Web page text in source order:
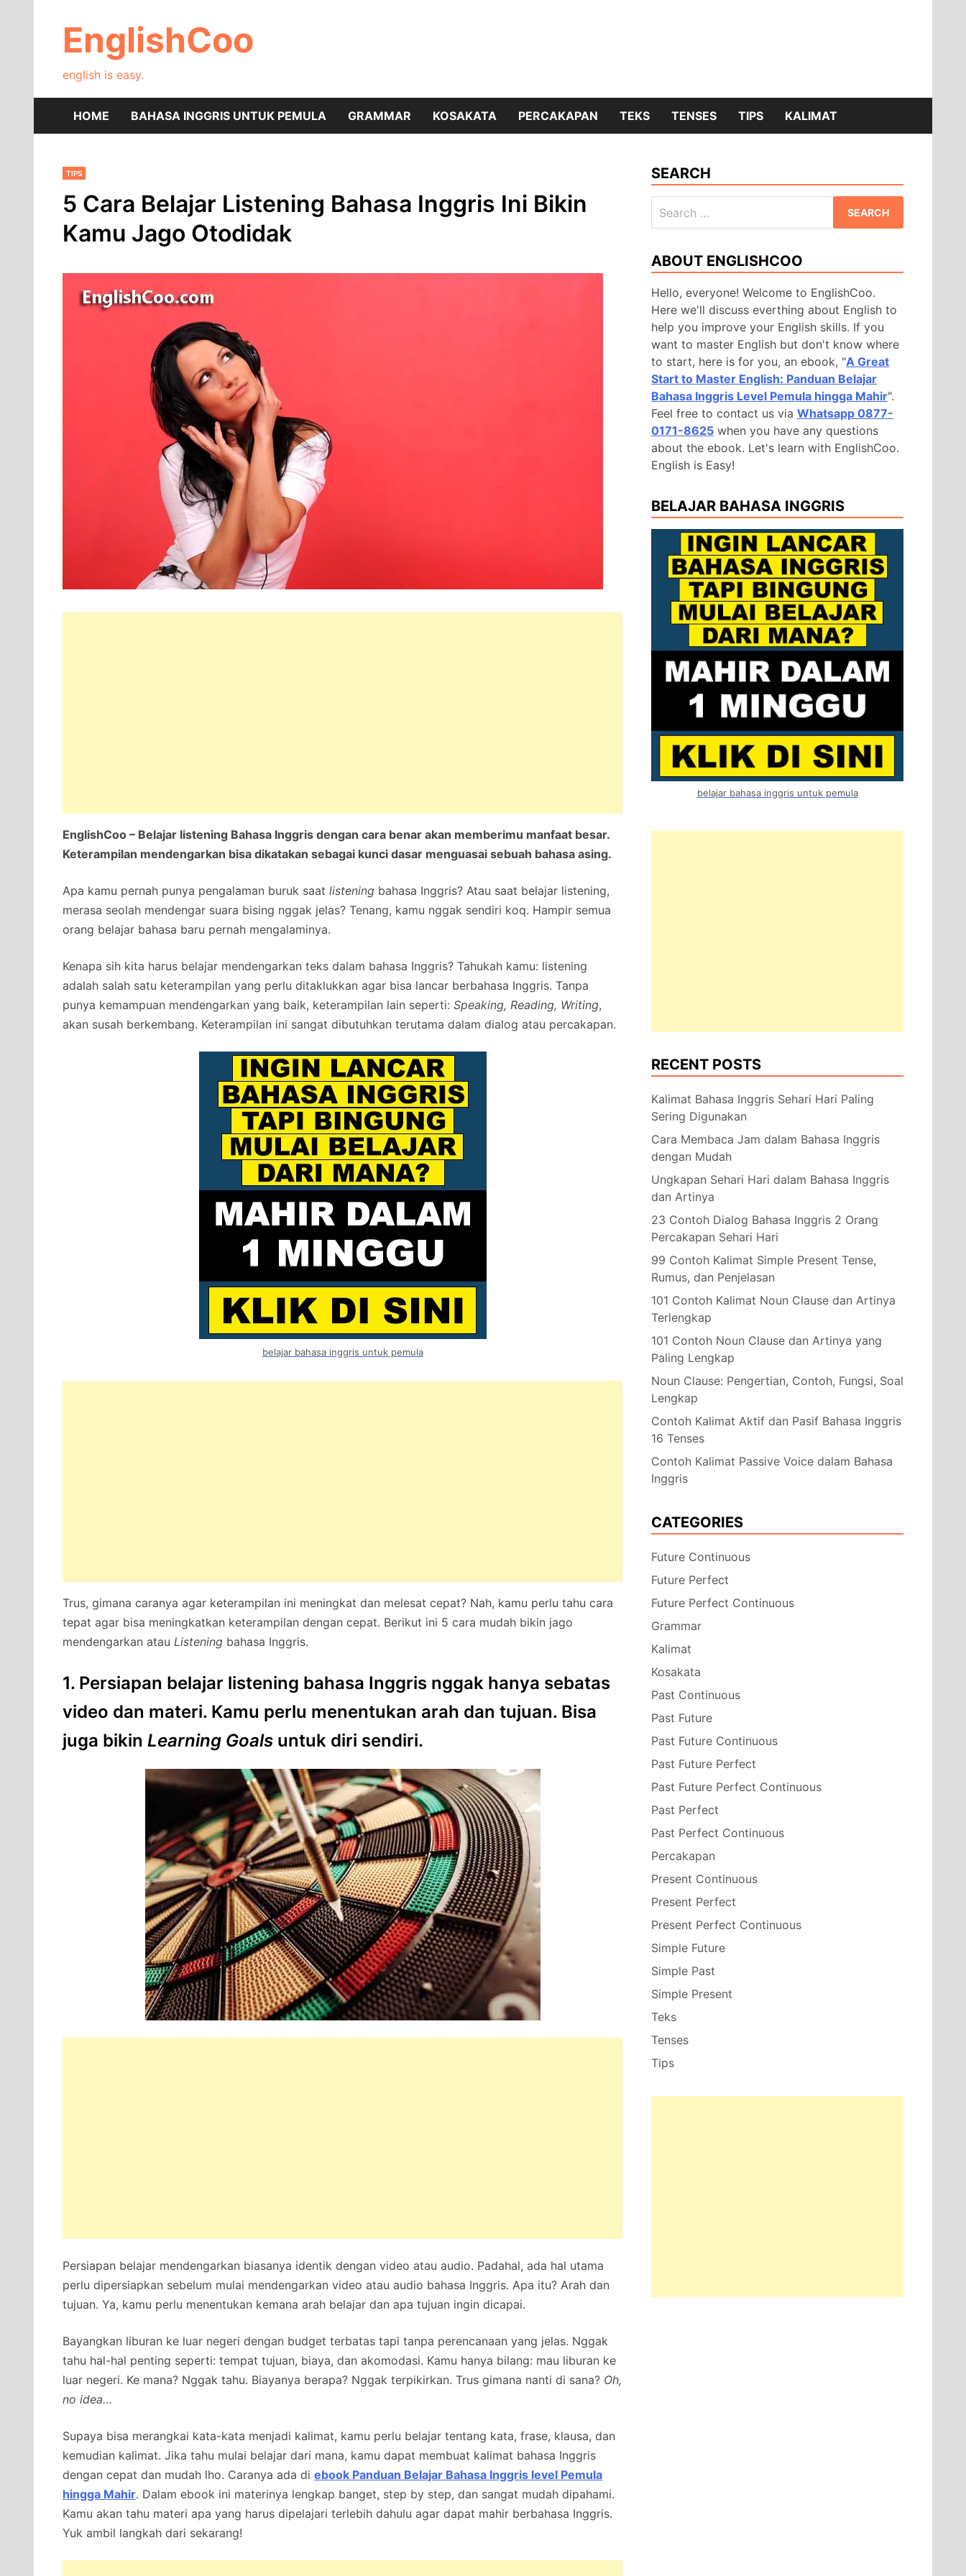
contentEnglishCoo
english is easy.
HOME BAHASA INGGRIS UNTUK PEMULA GRAMMAR KOSAKATA PERCAKAPAN TEKS TENSES TIPS KALIMAT
TIPS
5 Cara Belajar Listening Bahasa Inggris Ini Bikin
Kamu Jago Otodidak
EnglishCoo – Belajar listening Bahasa Inggris dengan cara benar akan memberimu manfaat besar.
Keterampilan mendengarkan bisa dikatakan sebagai kunci dasar menguasai sebuah bahasa asing.
Apa kamu pernah punya pengalaman buruk saat listening bahasa Inggris? Atau saat belajar listening,
merasa seolah mendengar suara bising nggak jelas? Tenang, kamu nggak sendiri koq. Hampir semua
orang belajar bahasa baru pernah mengalaminya.
Kenapa sih kita harus belajar mendengarkan teks dalam bahasa Inggris? Tahukah kamu: listening
adalah salah satu keterampilan yang perlu ditaklukkan agar bisa lancar berbahasa Inggris. Tanpa
punya kemampuan mendengarkan yang baik, keterampilan lain seperti: Speaking, Reading, Writing,
akan susah berkembang. Keterampilan ini sangat dibutuhkan terutama dalam dialog atau percakapan.
belajar bahasa inggris untuk pemula
Trus, gimana caranya agar keterampilan ini meningkat dan melesat cepat? Nah, kamu perlu tahu cara
tepat agar bisa meningkatkan keterampilan dengan cepat. Berikut ini 5 cara mudah bikin jago
mendengarkan atau Listening bahasa Inggris.
1. Persiapan belajar listening bahasa Inggris nggak hanya sebatas
video dan materi. Kamu perlu menentukan arah dan tujuan. Bisa
juga bikin Learning Goals untuk diri sendiri.
Persiapan belajar mendengarkan biasanya identik dengan video atau audio. Padahal, ada hal utama
perlu dipersiapkan sebelum mulai mendengarkan video atau audio bahasa Inggris. Apa itu? Arah dan
tujuan. Ya, kamu perlu menentukan kemana arah belajar dan apa tujuan ingin dicapai.
Bayangkan liburan ke luar negeri dengan budget terbatas tapi tanpa perencanaan yang jelas. Nggak
tahu hal-hal penting seperti: tempat tujuan, biaya, dan akomodasi. Kamu hanya bilang: mau liburan ke
luar negeri. Ke mana? Nggak tahu. Biayanya berapa? Nggak terpikirkan. Trus gimana nanti di sana? Oh,
no idea…
Supaya bisa merangkai kata-kata menjadi kalimat, kamu perlu belajar tentang kata, frase, klausa, dan
kemudian kalimat. Jika tahu mulai belajar dari mana, kamu dapat membuat kalimat bahasa Inggris
dengan cepat dan mudah lho. Caranya ada di ebook Panduan Belajar Bahasa Inggris level Pemula
hingga Mahir. Dalam ebook ini materinya lengkap banget, step by step, dan sangat mudah dipahami.
Kamu akan tahu materi apa yang harus dipelajari terlebih dahulu agar dapat mahir berbahasa Inggris.
Yuk ambil langkah dari sekarang!
SEARCH
for:
ABOUT ENGLISHCOO
Hello, everyone! Welcome to EnglishCoo.
Here we'll discuss everthing about English to
help you improve your English skills. If you
want to master English but don't know where
to start, here is for you, an ebook, "A Great
Start to Master English: Panduan Belajar
Bahasa Inggris Level Pemula hingga Mahir".
Feel free to contact us via Whatsapp 0877-
0171-8625 when you have any questions
about the ebook. Let's learn with EnglishCoo.
English is Easy!
BELAJAR BAHASA INGGRIS
belajar bahasa inggris untuk pemula
RECENT POSTS
Kalimat Bahasa Inggris Sehari Hari Paling
Sering Digunakan
Cara Membaca Jam dalam Bahasa Inggris
dengan Mudah
Ungkapan Sehari Hari dalam Bahasa Inggris
dan Artinya
23 Contoh Dialog Bahasa Inggris 2 Orang
Percakapan Sehari Hari
99 Contoh Kalimat Simple Present Tense,
Rumus, dan Penjelasan
101 Contoh Kalimat Noun Clause dan Artinya
Terlengkap
101 Contoh Noun Clause dan Artinya yang
Paling Lengkap
Noun Clause: Pengertian, Contoh, Fungsi, Soal
Lengkap
Contoh Kalimat Aktif dan Pasif Bahasa Inggris
16 Tenses
Contoh Kalimat Passive Voice dalam Bahasa
Inggris
CATEGORIES
Future Continuous
Future Perfect
Future Perfect Continuous
Grammar
Kalimat
Kosakata
Past Continuous
Past Future
Past Future Continuous
Past Future Perfect
Past Future Perfect Continuous
Past Perfect
Past Perfect Continuous
Percakapan
Present Continuous
Present Perfect
Present Perfect Continuous
Simple Future
Simple Past
Simple Present
Teks
Tenses
Tips